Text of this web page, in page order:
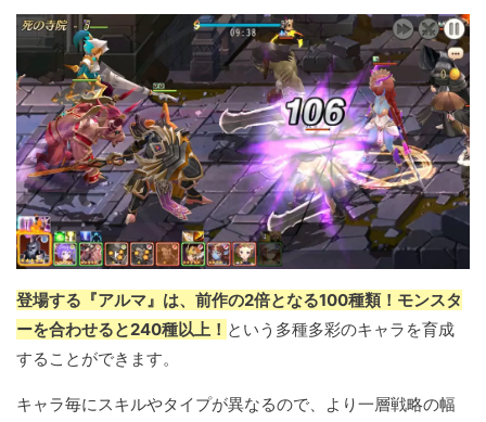
登場する『アルマ』は、前作の2倍となる100種類！モンスタ
ーを合わせると240種以上！ という多種多彩のキャラを育成
することができます。
キャラ毎にスキルやタイプが異なるので、より一層戦略の幅